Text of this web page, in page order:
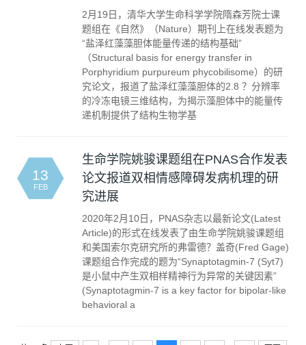
2月19日，清华大学生命科学学院隋森芳院士课
题组在《自然》（Nature）期刊上在线发表题为
“盐泽红藻藻胆体能量传递的结构基础”
（Structural basis for energy transfer in
Porphyridium purpureum phycobilisome）的研
究论文，报道了盐泽红藻藻胆体的2.8 ？分辨率
的冷冻电镜三维结构，为揭示藻胆体中的能量传
递机制提供了结构生物学基
13
FEB
生命学院姚骏课题组在PNAS合作发表
论文报道双相情感障碍发病机理的研
究进展
2020年2月10日，PNAS杂志以最新论文(Latest
Article)的形式在线发表了由生命学院姚骏课题组
和美国索尔克研究所的弗雷德？盖奇(Fred Gage)
课题组合作完成的题为“Synaptotagmin-7 (Syt7)
是小鼠中产生双相样精神行为异常的关键因素”
(Synaptotagmin-7 is a key factor for bipolar-like
behavioral a